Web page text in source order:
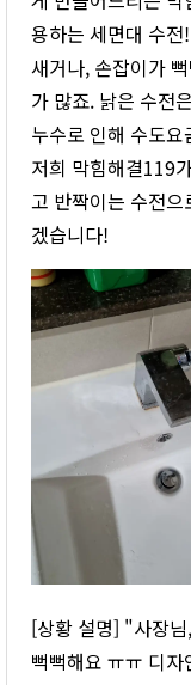
용하는 세면대 수
새거나, 손잡이가
가 많죠. 낡은 수전
누수로 인해 수도
저희 막힘해결119
고 반짝이는 수전
겠습니다!
[상황 설명] "사장
뻑뻑해요 ㅠㅠ 디